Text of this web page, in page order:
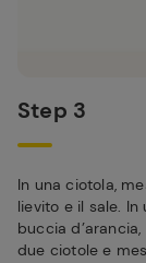
Step 3
In una ciotola,
lievito e il sale. In
buccia
due ciotole e